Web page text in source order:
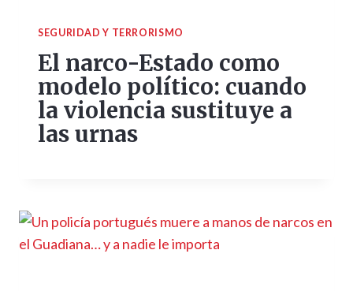
SEGURIDAD Y TERRORISMO
El narco-Estado como
modelo político: cuando
la violencia sustituye a
las urnas